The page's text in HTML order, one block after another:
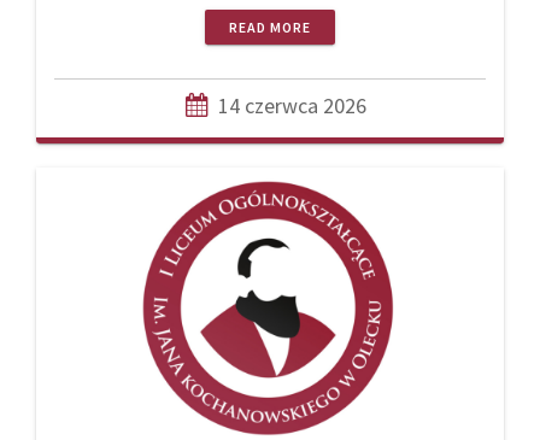
READ MORE
14 czerwca 2026